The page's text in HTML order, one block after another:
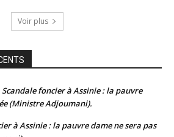
Voir plus
Scandale foncier à Assinie : la pauvre
(Ministre Adjoumani).
à Assinie : la pauvre dame ne sera pas